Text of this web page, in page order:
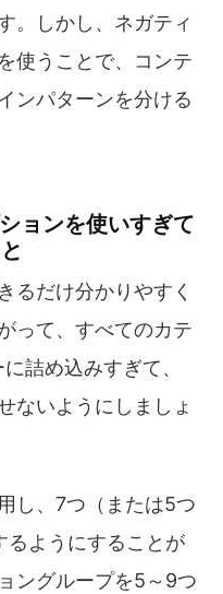
。しかし、ネガティ
使うことで、コンテ
ンパターンを分ける
ョンを使いすぎて
るだけ分かりやすく
って、すべてのカテ
詰め込みすぎて、
ないようにしましょ
し、7つ（または5つ
るようにすることが
ングループを5～9つ